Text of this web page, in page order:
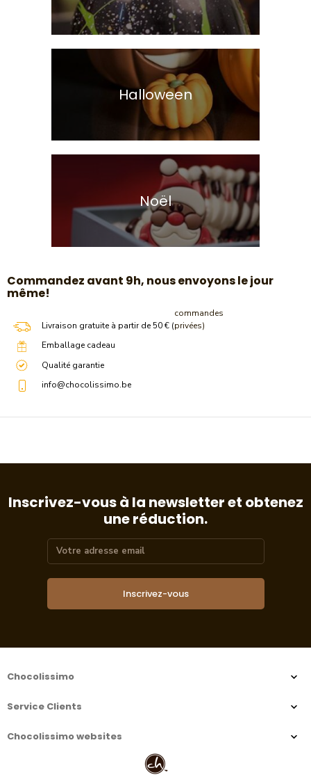
Halloween
Noël
​Commandez avant 9h, nous envoyons le jour
même!
Livraison gratuite à partir de 50 € (
commandes
privées)
Emballage cadeau
Qualité garantie
info@chocolissimo.be
Inscrivez-vous à la newsletter et obtenez
une réduction.
Inscrivez-vous
Chocolissimo
Service Clients
Chocolissimo websites